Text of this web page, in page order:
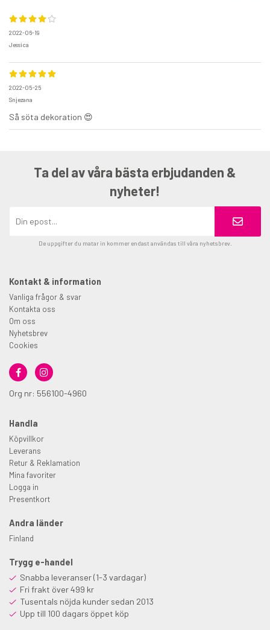
2022-06-19
Jessica
2022-05-25
Snjezana
Så söta dekoration 😍
Ta del av våra bästa erbjudanden &
nyheter!
De uppgifter du matar in kommer endast användas till våra nyhetsbrev.
Kontakt & information
Vanliga frågor & svar
Kontakta oss
Om oss
Nyhetsbrev
Cookies
Org nr: 556100-4960
Handla
Köpvillkor
Leverans
Retur & Reklamation
Mina favoriter
Logga in
Presentkort
Andra länder
Finland
Trygg e-handel
Snabba leveranser (1-3 vardagar)
Fri frakt över 499 kr
Tusentals nöjda kunder sedan 2013
Upp till 100 dagars öppet köp